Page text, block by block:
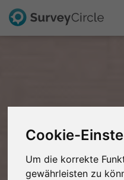
Cookie-
Um die korrekte
gewährleisten zu